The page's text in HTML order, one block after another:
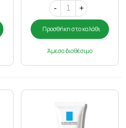
- +
Προσθήκη στο καλάθι
Άμεσα διαθέσιμο